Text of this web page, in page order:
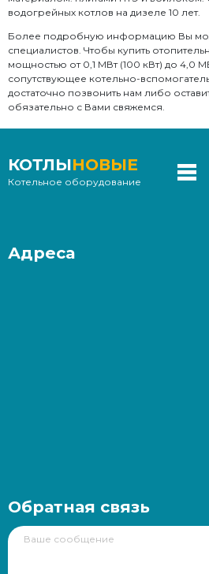
водогрейных котлов на дизеле 10 лет.
Более подробную информацию Вы
специалистов. Чтобы купить
мощностью от 0,1 МВт (100 кВт) до 4,0
сопутствующее котельно-
достаточно позвонить нам либо
обязательно с Вами свяжемся.
КОТЛЫНОВЫЕ
Котельное оборудование
Адреса
Обратная связь